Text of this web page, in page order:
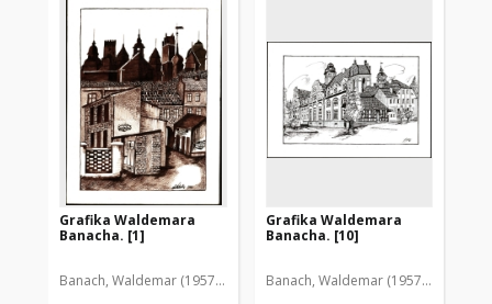
Grafika Waldemara
Banacha. [1]
Banach, Waldemar (1957-2005)
Grafika Waldemara
Banacha. [10]
Banach, Waldemar (1957-2005)